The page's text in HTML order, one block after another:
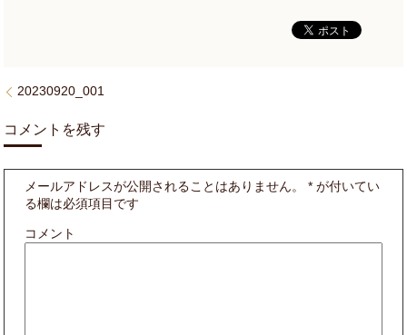
20230920_001
コメントを残す
メールアドレスが公開されることはありません。 * が付いてい
る欄は必須項目です
コメント